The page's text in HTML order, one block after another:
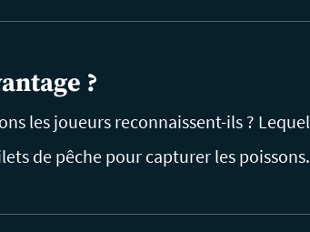
?
les joueurs reconnaissent-ils ?
de pêche pour capturer les poissons.